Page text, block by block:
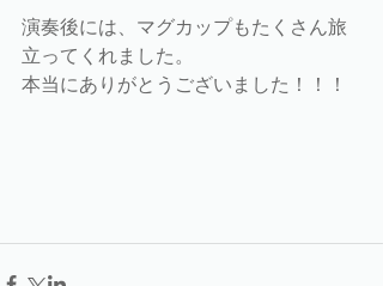
演奏後には、マグカップもたくさん旅
立ってくれました。
本当にありがとうございました！！！